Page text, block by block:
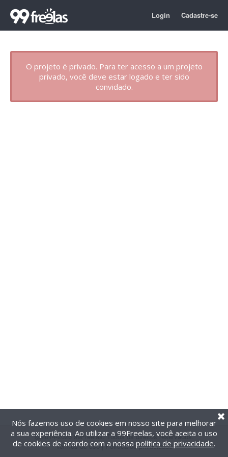
Login Cadastre-se
O projeto é privado. Para ter acesso a um projeto
privado, você deve estar logado e ter sido
convidado.
@2014-2026 99Freelas. Todos os direitos reservados.
Termos de uso| Política de privacidade
Nós fazemos uso de cookies em nosso site para melhorar
a sua experiência. Ao utilizar a 99Freelas, você aceita o uso
de cookies de acordo com a nossa política de privacidade.